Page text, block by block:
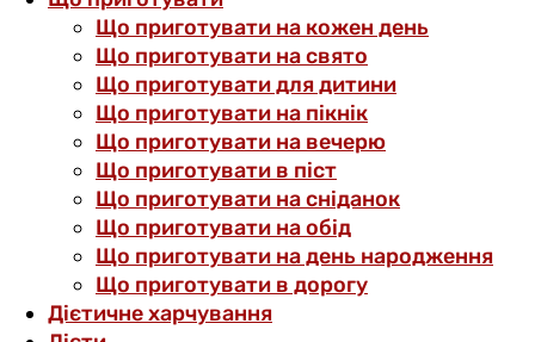
Що приготувати на кожен день
Що приготувати на свято
Що приготувати для дитини
Що приготувати на пікнік
Що приготувати на вечерю
Що приготувати в піст
Що приготувати на сніданок
Що приготувати на обід
Що приготувати на день народження
Що приготувати в дорогу
Дієтичне харчування